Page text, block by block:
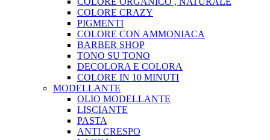
COLORE CRAZY
PIGMENTI
COLORE CON AMMONIACA
BARBER SHOP
TONO SU TONO
DECOLORA E COLORA
COLORE IN 10 MINUTI
MODELLANTE
OLIO MODELLANTE
LISCIANTE
PASTA
ANTI CRESPO